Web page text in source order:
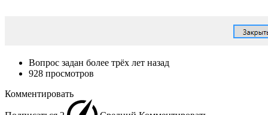
Вопрос задан более трёх лет назад
928 просмотров
Комментировать